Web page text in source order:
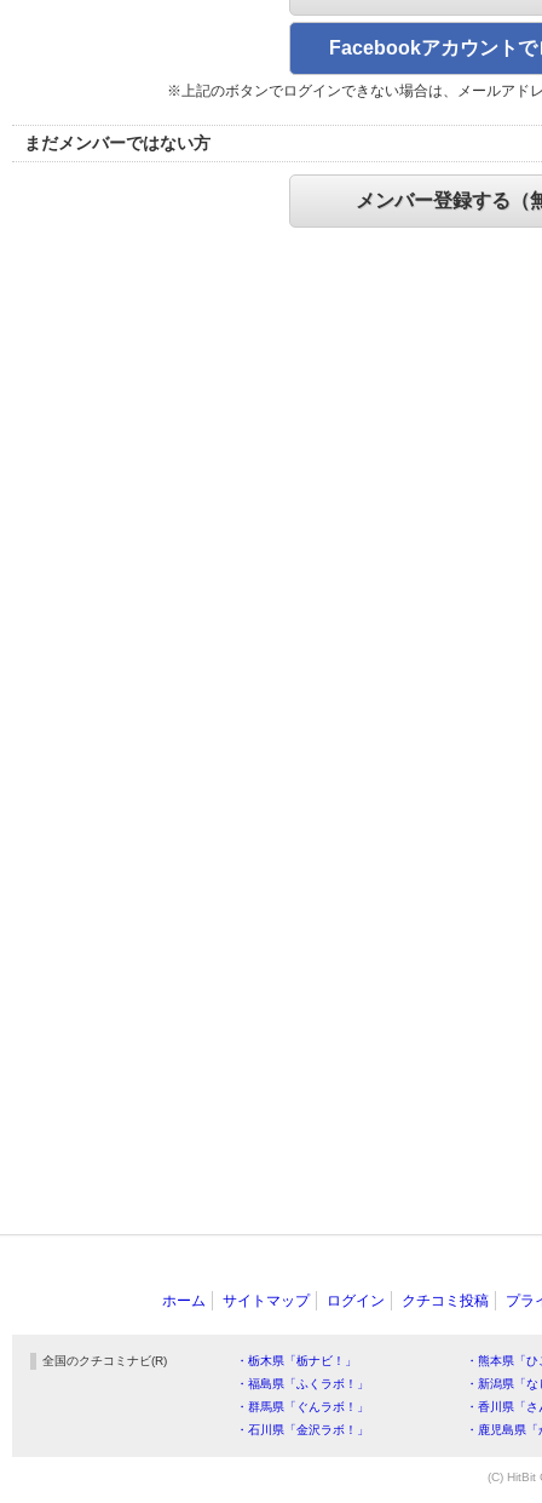
Facebookアカウントで
※上記のボタンでログインできない場合は、メールアド
まだメンバーではない方
メンバー登録する（
ホーム サイトマップ ログイン クチコミ投稿 プラ
全国のクチコミナビ(R) ・栃木県「栃ナビ！」
・熊本県「
・福島県「ふくラボ！」
・新潟県「
・群馬県「ぐんラボ！」
・香川県「
・石川県「金沢ラボ！」
・鹿児島県
(C) HitBit